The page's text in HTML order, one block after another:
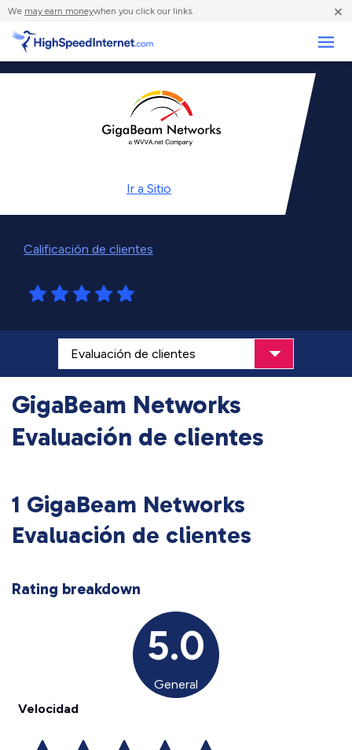
We may earn moneywhen you click our links. ×
Ir a Sitio
Calificación de clientes
GigaBeam Networks
Evaluación de clientes
1 GigaBeam Networks
Evaluación de clientes
Rating breakdown
5.0
General
Velocidad